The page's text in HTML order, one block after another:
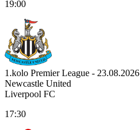
19:00
1.kolo Premier League - 23.08.2026
Newcastle United
Liverpool FC
17:30